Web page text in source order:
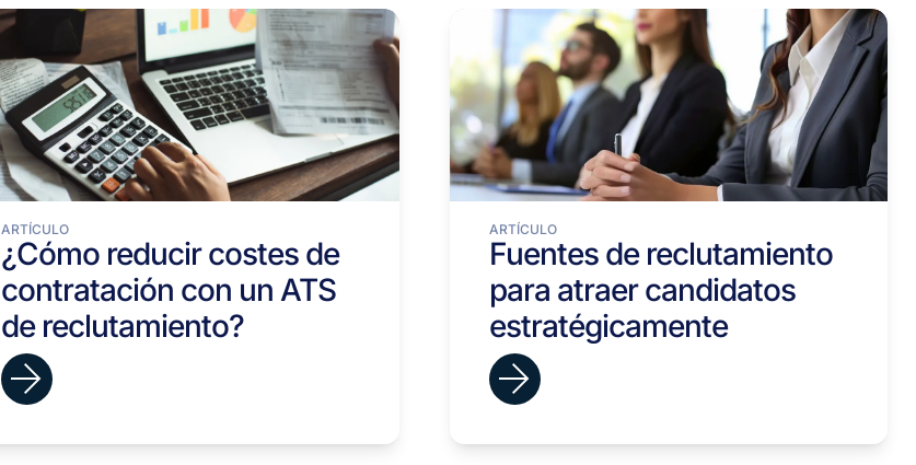
ARTÍCULO
¿Cómo reducir costes de
contratación con un ATS
de reclutamiento?
ARTÍCULO
Fuentes de reclutamiento
para atraer candidatos
estratégicamente